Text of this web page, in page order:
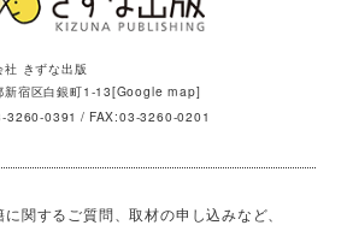
社 きずな出版
新宿区白銀町1-13[Google map]
3260-0391 FAX:03-3260-0201
関するご質問、取材の申し込みなど、